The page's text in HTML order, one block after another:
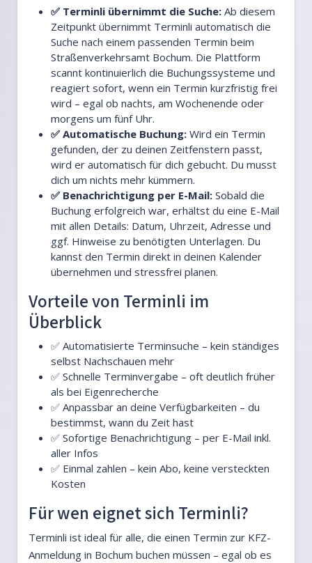
✅ Terminli übernimmt die Suche: Ab diesem
Zeitpunkt übernimmt Terminli automatisch die
Suche nach einem passenden Termin beim
Straßenverkehrsamt Bochum. Die Plattform
scannt kontinuierlich die Buchungssysteme und
reagiert sofort, wenn ein Termin kurzfristig frei
wird – egal ob nachts, am Wochenende oder
morgens um fünf Uhr.
✅ Automatische Buchung: Wird ein Termin
gefunden, der zu deinen Zeitfenstern passt,
wird er automatisch für dich gebucht. Du musst
dich um nichts mehr kümmern.
✅ Benachrichtigung per E-Mail: Sobald die
Buchung erfolgreich war, erhältst du eine E-Mail
mit allen Details: Datum, Uhrzeit, Adresse und
ggf. Hinweise zu benötigten Unterlagen. Du
kannst den Termin direkt in deinen Kalender
übernehmen und stressfrei planen.
Vorteile von Terminli im
Überblick
✅ Automatisierte Terminsuche – kein ständiges
selbst Nachschauen mehr
✅ Schnelle Terminvergabe – oft deutlich früher
als bei Eigenrecherche
✅ Anpassbar an deine Verfügbarkeiten – du
bestimmst, wann du Zeit hast
✅ Sofortige Benachrichtigung – per E-Mail inkl.
aller Infos
✅ Einmal zahlen – kein Abo, keine versteckten
Kosten
Für wen eignet sich Terminli?
Terminli ist ideal für alle, die einen Termin zur KFZ-
Anmeldung in Bochum buchen müssen – egal ob es